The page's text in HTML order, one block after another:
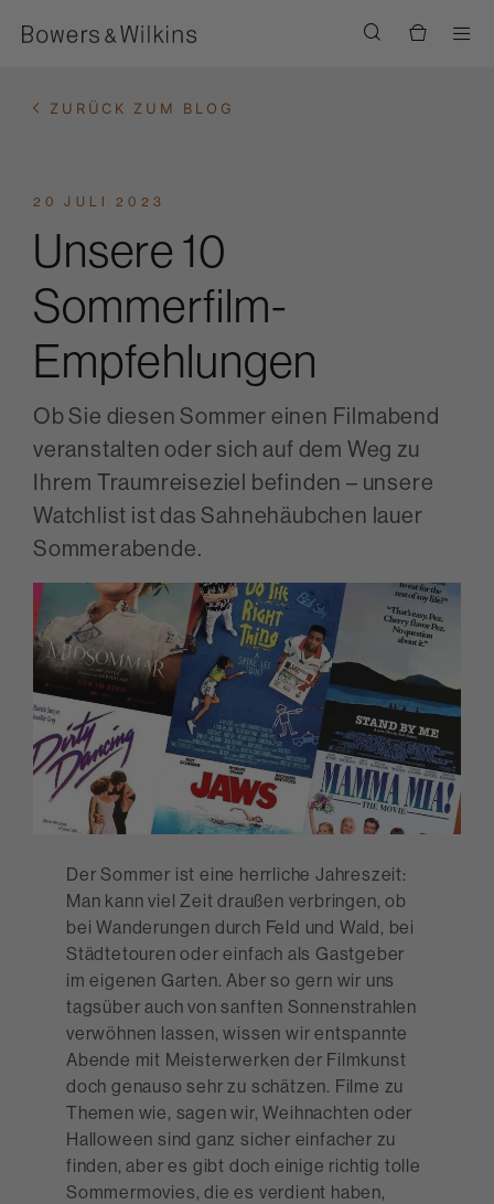
ZURÜCK ZUM BLOG
20 JULI 2023
Unsere 10
Sommerfilm-
Empfehlungen
Ob Sie diesen Sommer einen Filmabend
veranstalten oder sich auf dem Weg zu
Ihrem Traumreiseziel befinden – unsere
Watchlist ist das Sahnehäubchen lauer
Sommerabende.
Der Sommer ist eine herrliche Jahreszeit:
Man kann viel Zeit draußen verbringen, ob
bei Wanderungen durch Feld und Wald, bei
Städtetouren oder einfach als Gastgeber
im eigenen Garten. Aber so gern wir uns
tagsüber auch von sanften Sonnenstrahlen
verwöhnen lassen, wissen wir entspannte
Abende mit Meisterwerken der Filmkunst
doch genauso sehr zu schätzen. Filme zu
Themen wie, sagen wir, Weihnachten oder
Halloween sind ganz sicher einfacher zu
finden, aber es gibt doch einige richtig tolle
Sommermovies, die es verdient haben,